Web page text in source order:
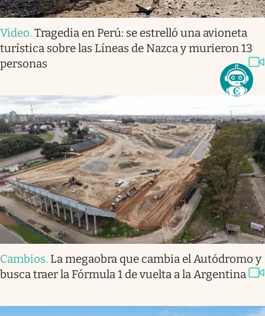
Video. Tragedia en Perú: se estrelló una avioneta
turística sobre las Líneas de Nazca y murieron 13
personas
Cambios. La megaobra que cambia el Autódromo y
busca traer la Fórmula 1 de vuelta a la Argentina